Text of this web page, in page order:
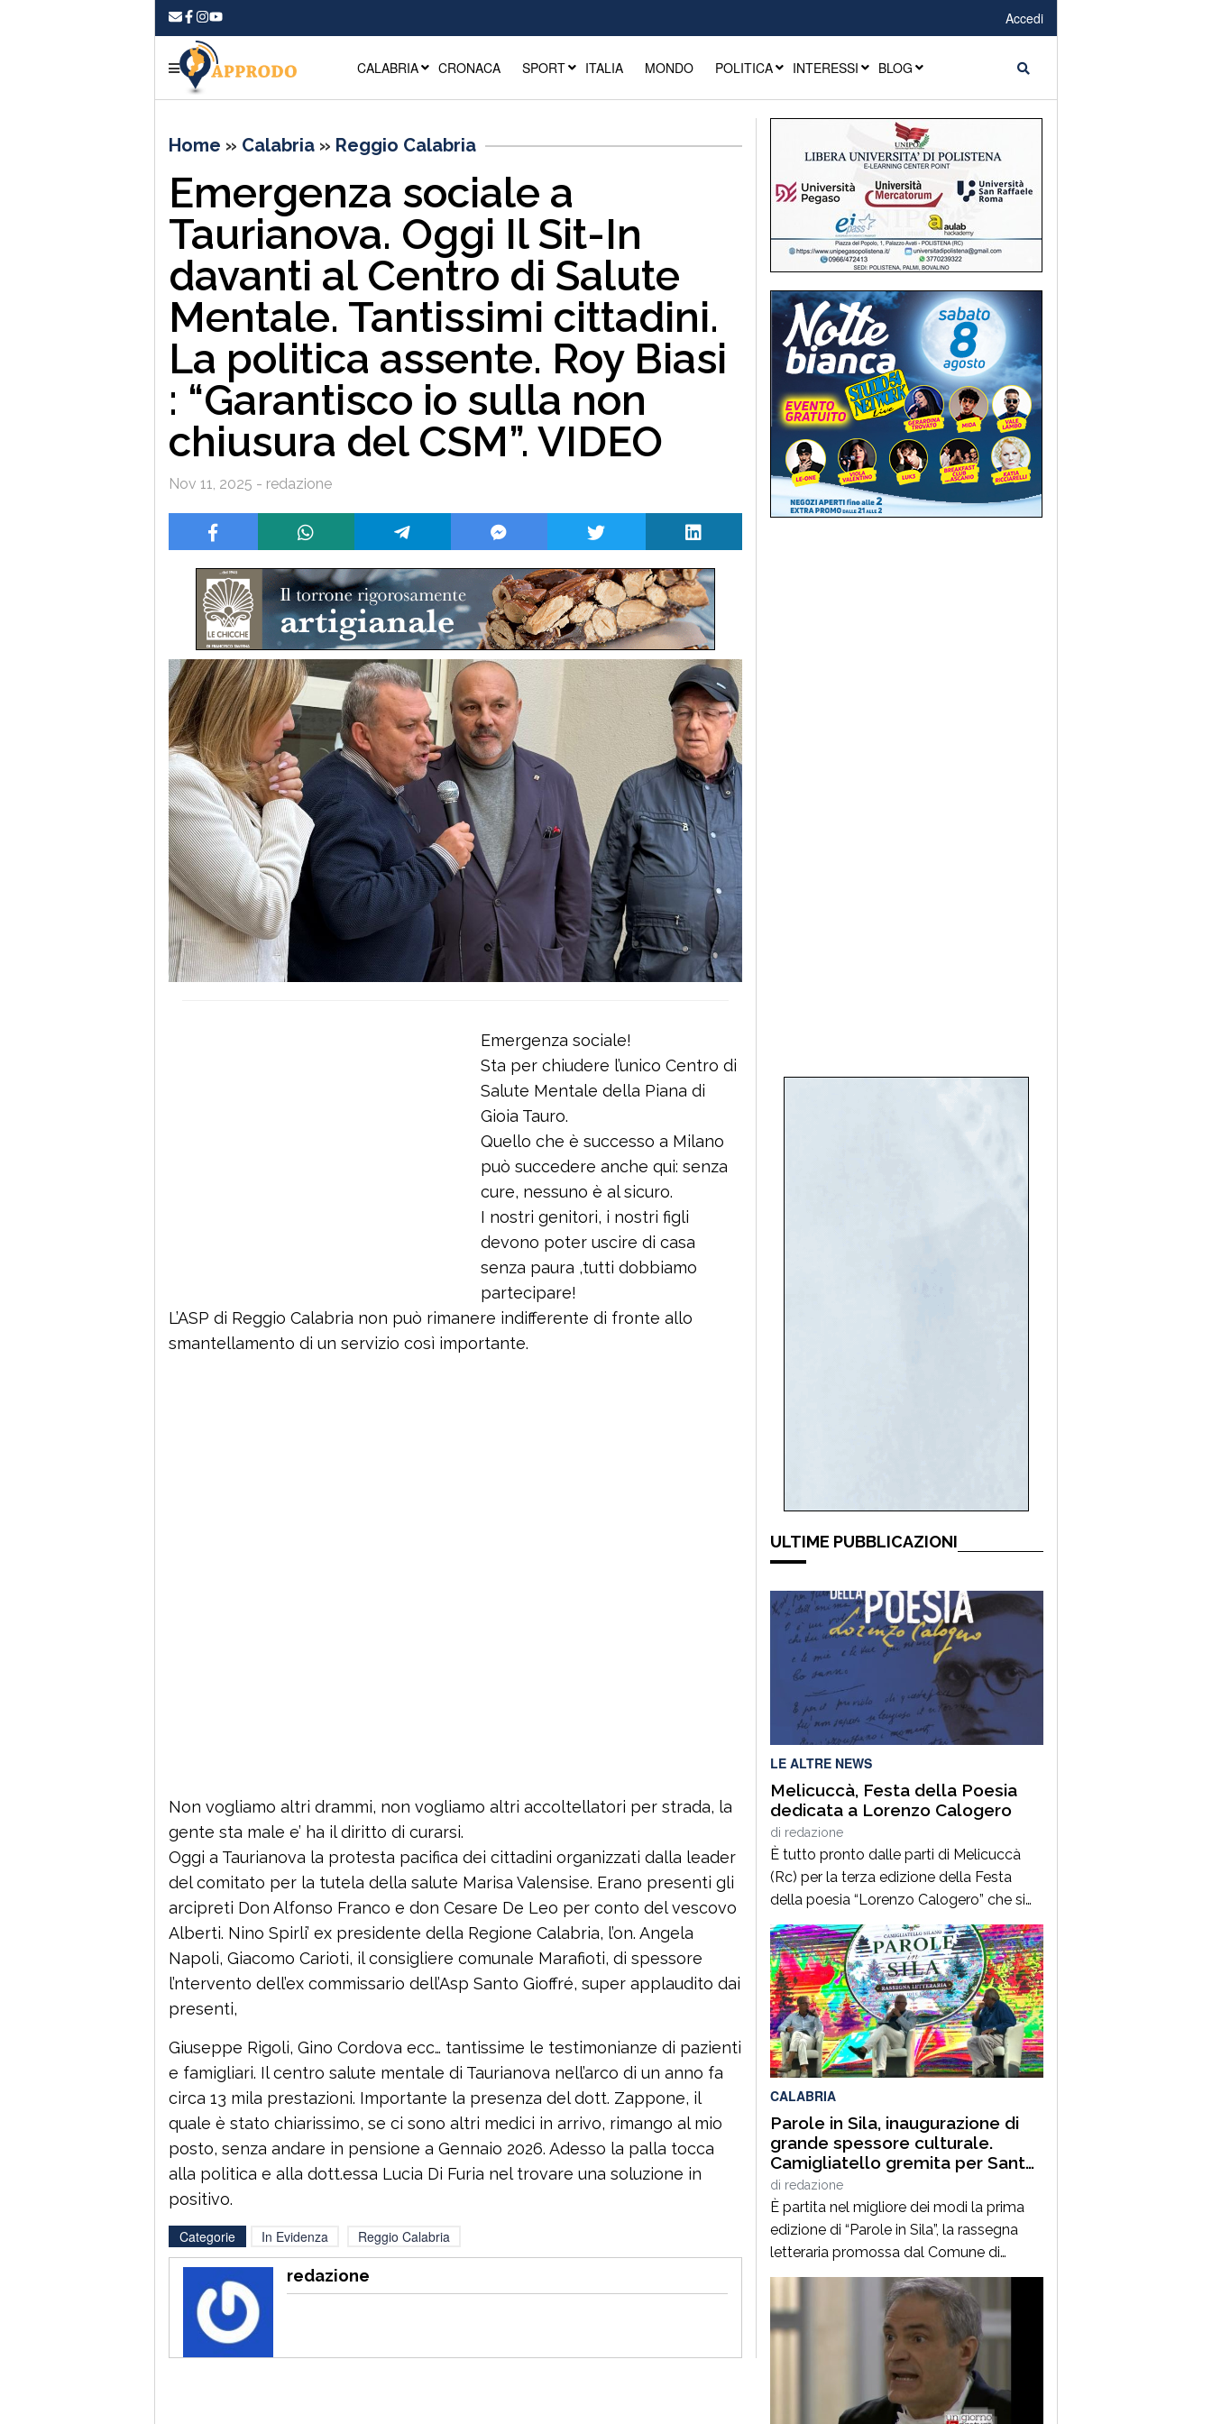
Accedi
CALABRIA CRONACA SPORT ITALIA MONDO POLITICA INTERESSI BLOG
Home » Calabria » Reggio Calabria
Emergenza sociale a
Taurianova. Oggi Il Sit-In
davanti al Centro di Salute
Mentale. Tantissimi cittadini.
La politica assente. Roy Biasi
: “Garantisco io sulla non
chiusura del CSM”. VIDEO
Nov 11, 2025 - redazione
Emergenza sociale!
Sta per chiudere l’unico Centro di
Salute Mentale della Piana di
Gioia Tauro.
Quello che è successo a Milano
può succedere anche qui: senza
cure, nessuno è al sicuro.
I nostri genitori, i nostri figli
devono poter uscire di casa
senza paura ,tutti dobbiamo
partecipare!
L’ASP di Reggio Calabria non può rimanere indifferente di fronte allo
smantellamento di un servizio così importante.
Non vogliamo altri drammi, non vogliamo altri accoltellatori per strada, la
gente sta male e’ ha il diritto di curarsi.
Oggi a Taurianova la protesta pacifica dei cittadini organizzati dalla leader
del comitato per la tutela della salute Marisa Valensise. Erano presenti gli
arcipreti Don Alfonso Franco e don Cesare De Leo per conto del vescovo
Alberti. Nino Spirli’ ex presidente della Regione Calabria, l’on. Angela
Napoli, Giacomo Carioti, il consigliere comunale Marafioti, di spessore
l’ntervento dell’ex commissario dell’Asp Santo Gioffré, super applaudito dai
presenti,
Giuseppe Rigoli, Gino Cordova ecc… tantissime le testimonianze di pazienti
e famigliari. Il centro salute mentale di Taurianova nell’arco di un anno fa
circa 13 mila prestazioni. Importante la presenza del dott. Zappone, il
quale è stato chiarissimo, se ci sono altri medici in arrivo, rimango al mio
posto, senza andare in pensione a Gennaio 2026. Adesso la palla tocca
alla politica e alla dott.essa Lucia Di Furia nel trovare una soluzione in
positivo.
Categorie In Evidenza Reggio Calabria
redazione
ULTIME PUBBLICAZIONI
LE ALTRE NEWS
Melicuccà, Festa della Poesia
dedicata a Lorenzo Calogero
di redazione
È tutto pronto dalle parti di Melicuccà
(Rc) per la terza edizione della Festa
della poesia “Lorenzo Calogero” che si
terrà dal 6 all’11 agosto. Dopo il successo
delle prime due edizioni, nel 2024 e nel
2025, che hanno portato nell’entroterra
calabrese autorevoli protagonisti della
cultura italiana e internazionale, anche
per quest’annoLYRIKS – Laboratorio
Interdisciplinare […]
CALABRIA
Parole in Sila, inaugurazione di
grande spessore culturale.
Camigliatello gremita per Santo
Gioffrè e il Procuratore Aggiunto
Stefano Musolino
di redazione
È partita nel migliore dei modi la prima
edizione di “Parole in Sila”, la rassegna
letteraria promossa dal Comune di
Spezzano della Sila e diretta dal
giornalista Pasquale Motta, che fino al 19
agosto porterà a Camigliatello Silano
alcuni tra i più autorevoli protagonisti del
panorama culturale e istituzionale
italiano. Nella splendida cornice di Piazza